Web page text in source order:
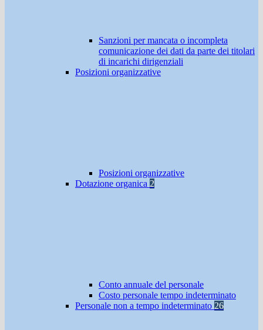
Sanzioni per mancata o incompleta
comunicazione dei dati da parte dei titolari
di incarichi dirigenziali
Posizioni organizzative
Posizioni organizzative
Dotazione organica 2
Conto annuale del personale
Costo personale tempo indeterminato
Personale non a tempo indeterminato 26